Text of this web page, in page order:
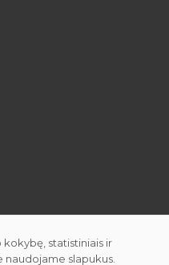
statistiniais ir
naudojame slapukus.